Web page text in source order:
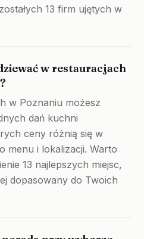
13 firm ujętych w
w restauracjach
w Poznaniu możesz
dań kuchni
ceny różnią się w
menu i lokalizacji. Warto
13 najlepszych miejsc,
dopasowany do Twoich